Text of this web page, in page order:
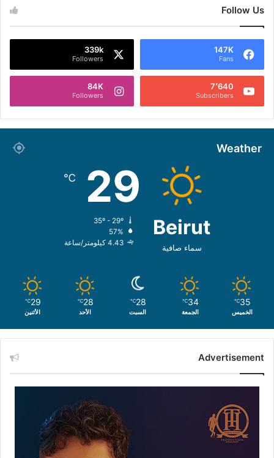
Follow Us
147K
Fans
339k
Followers
7٬640
Subscribers
84K
Followers
Weather
Beirut
سماء صافية
29
℃
57%
4.43 كيلومتر/ساعة
35
℃
الخميس
34
℃
الجمعة
28
℃
السبت
28
℃
الأحد
29
℃
الأثنين
Advertisement